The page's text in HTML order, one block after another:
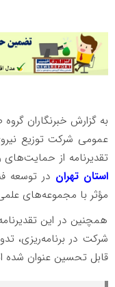
به گزارش خبرنگاران
عمومی شرکت توزیع
تقدیرنامه از حمایت‌های
استان تهران در توسعه
مؤثر با مجموعه‌های
همچنین در این
شرکت در برنامه‌ریزی،
قابل تحسین عنوان شده